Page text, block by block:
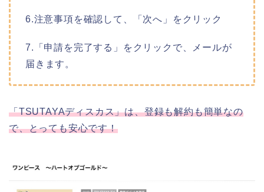
6.注意事項を確認して、「次へ」をクリック
7.「申請を完了する」をクリックで、メールが
届きます。
「TSUTAYAディスカス」は、登録も解約も簡単なの
で、とっても安心です！